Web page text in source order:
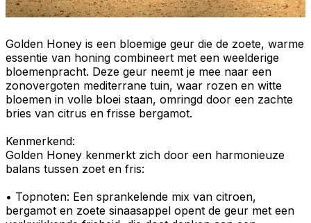
Golden Honey is een bloemige geur die de zoete, warme
essentie van honing combineert met een weelderige
bloemenpracht. Deze geur neemt je mee naar een
zonovergoten mediterrane tuin, waar rozen en witte
bloemen in volle bloei staan, omringd door een zachte
bries van citrus en frisse bergamot.
Kenmerkend:
Golden Honey kenmerkt zich door een harmonieuze
balans tussen zoet en fris:
• Topnoten: Een sprankelende mix van citroen,
bergamot en zoete sinaasappel opent de geur met een